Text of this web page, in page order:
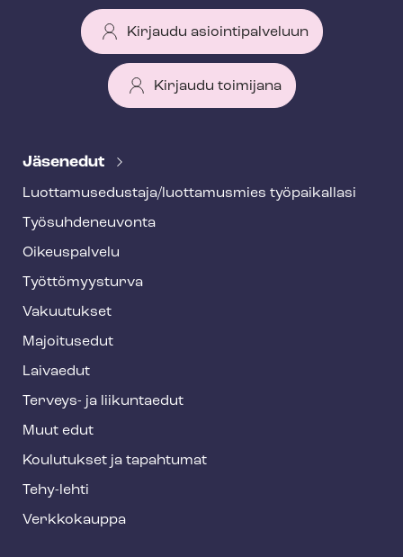
Kirjaudu asiointipalveluun
Kirjaudu toimijana
e
f
o
o
t
e
Jäsenedut
Luot­ta­muse­dus­ta­ja/luottamusmies työpaikallasi
Työ­suh­de­neu­von­ta
Oikeuspalvelu
Työt­tö­myys­tur­va
Vakuutukset
Majoitusedut
Laivaedut
Terveys- ja liikuntaedut
Muut edut
Koulutukset ja tapahtumat
Tehy-lehti
Verkkokauppa